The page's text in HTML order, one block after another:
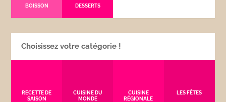
BOISSON DESSERTS
Choisissez votre catégorie !
RECETTE DE
SAISON
CUISINE DU
MONDE
CUISINE
RÉGIONALE
LES FÊTES